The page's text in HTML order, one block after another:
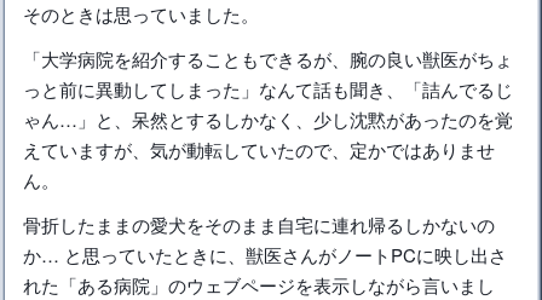
そのときは思っていました。
「大学病院を紹介することもできるが、腕の良い獣医がちょ
っと前に異動してしまった」なんて話も聞き、「詰んでるじ
ゃん…」と、呆然とするしかなく、少し沈黙があったのを覚
えていますが、気が動転していたので、定かではありませ
ん。
骨折したままの愛犬をそのまま自宅に連れ帰るしかないの
か… と思っていたときに、獣医さんがノートPCに映し出さ
れた「ある病院」のウェブページを表示しながら言いまし